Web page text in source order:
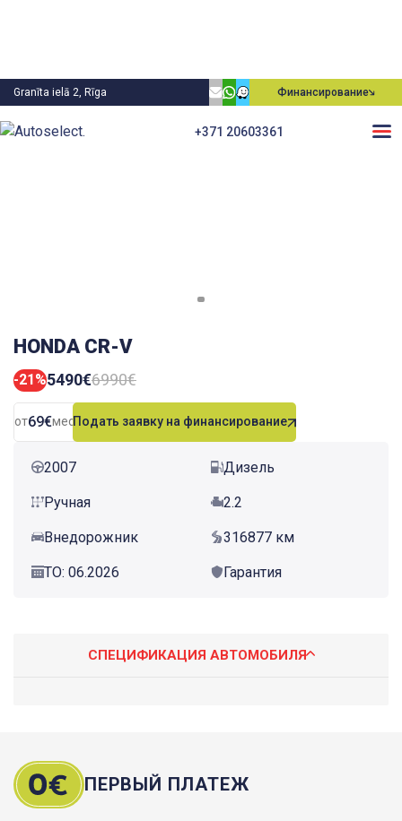
Granīta ielā 2, Rīga Финансирование
+371 20603361
HONDA CR-V
-21%5490€6990€
от69€мес.Подать заявку на финансирование
2007 Дизель
Ручная 2.2
Внедорожник 316877 км
ТО: 06.2026 Гарантия
СПЕЦИФИКАЦИЯ АВТОМОБИЛЯ
ПЕРВЫЙ ПЛАТЕЖ